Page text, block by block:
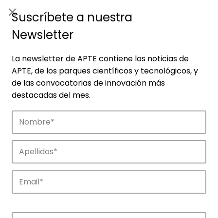
Empresas
Descubre las empresas que impulsan la
innovación en los parques de APTE.
Suscríbete a nuestra
Newsletter
La newsletter de APTE contiene las noticias de
APTE, de los parques científicos y tecnológicos, y
de las convocatorias de innovación más
destacadas del mes.